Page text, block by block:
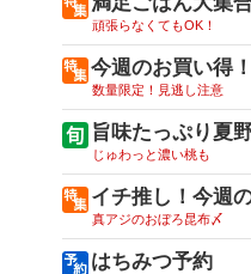
頑張らなくてもOK！
今週のお買い得！
数量限定！見逃し注意
旨味たっぷり夏
じゅわっと濃い桃も
イチ推し！今週
真アジのおぼろ昆布〆
はちみつ予約